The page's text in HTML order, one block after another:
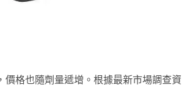
價格也隨劑量遞增。根據最新市場調查資